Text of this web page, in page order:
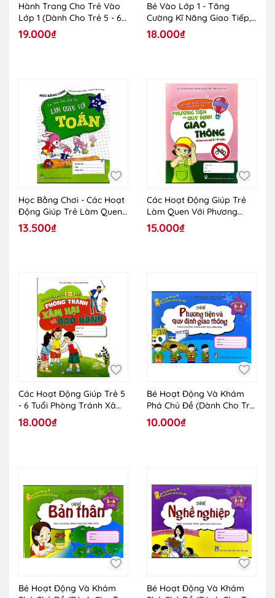
Hành Trang Cho Trẻ Vào
Lớp 1 (Dành Cho Trẻ 5 - 6
Tuổi)
19.000₫
Bé Vào Lớp 1 - Tăng
Cường Kĩ Năng Giao Tiếp,
Mở Rộng Vốn Từ (Dành
Cho Trẻ 5 - 6 Tuổi)
18.000₫
Học Bằng Chơi - Các Hoạt
Động Giúp Trẻ Làm Quen
Với Toán (Trẻ 5 - 6 Tuổi)
13.500₫
Các Hoạt Động Giúp Trẻ
Làm Quen Với Phương
Tiện Và Quy Định Giao
Thông (Dành Cho Trẻ 5 - 6
15.000₫
Các Hoạt Động Giúp Trẻ 5
- 6 Tuổi Phòng Tránh Xâm
Hại Và Bạo Hành
18.000₫
Bé Hoạt Động Và Khám
Phá Chủ Đề (Dành Cho Trẻ
5 - 6 Tuổi) - Chủ Đề Phương
Tiện Và Quy Định Giao
10.000₫
Bé Hoạt Động Và Khám
Bé Hoạt Động Và Khám